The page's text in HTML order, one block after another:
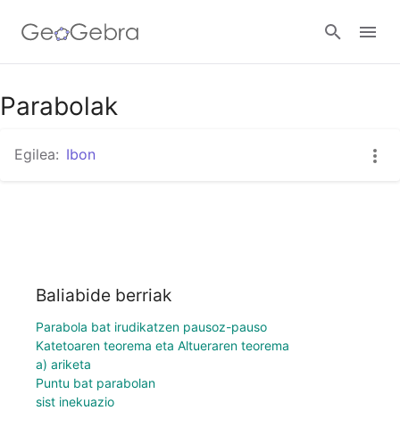
Parabolak
Egilea: Ibon
Baliabide berriak
Parabola bat irudikatzen pausoz-pauso
Katetoaren teorema eta Altueraren teorema
a) ariketa
Puntu bat parabolan
sist inekuazio